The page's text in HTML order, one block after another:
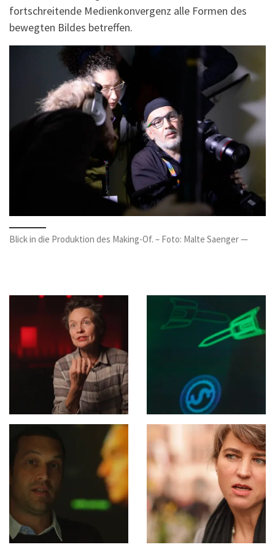
fortschreitende Medienkonvergenz alle Formen des
bewegten Bildes betreffen.
Blick in die Produktion des Making-Of. – Foto: Malte Saenger —